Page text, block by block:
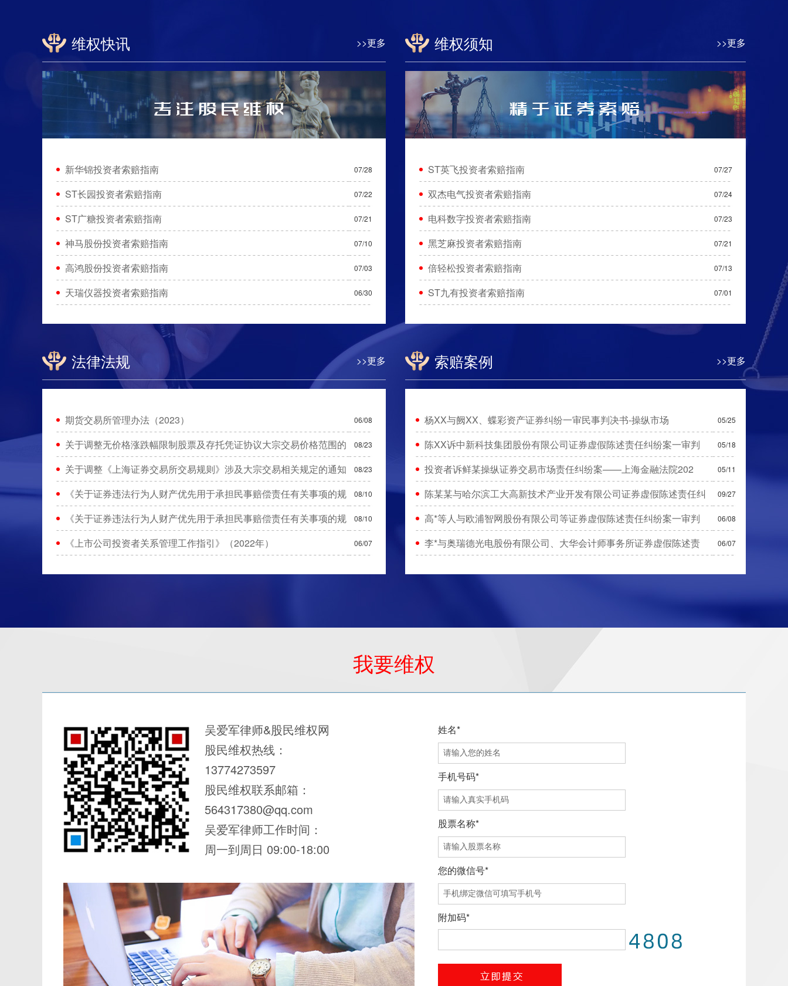
维权快讯 >>更多
新华锦投资者索赔指南 07/28
ST长园投资者索赔指南 07/22
ST广糖投资者索赔指南 07/21
神马股份投资者索赔指南 07/10
高鸿股份投资者索赔指南 07/03
天瑞仪器投资者索赔指南 06/30
维权须知 >>更多
ST英飞投资者索赔指南 07/27
双杰电气投资者索赔指南 07/24
电科数字投资者索赔指南 07/23
黑芝麻投资者索赔指南 07/21
倍轻松投资者索赔指南 07/13
ST九有投资者索赔指南 07/01
法律法规 >>更多
期货交易所管理办法（2023） 06/08
关于调整无价格涨跌幅限制股票及存托凭证协议大宗交易价格范围的 08/23
关于调整《上海证券交易所交易规则》涉及大宗交易相关规定的通知 08/23
《关于证券违法行为人财产优先用于承担民事赔偿责任有关事项的规 08/10
《关于证券违法行为人财产优先用于承担民事赔偿责任有关事项的规 08/10
《上市公司投资者关系管理工作指引》（2022年） 06/07
索赔案例 >>更多
杨XX与阙XX、蝶彩资产证券纠纷一审民事判决书-操纵市场 05/25
陈XX诉中新科技集团股份有限公司证券虚假陈述责任纠纷案一审判 05/18
投资者诉鲜某操纵证券交易市场责任纠纷案——上海金融法院202 05/11
陈某某与哈尔滨工大高新技术产业开发有限公司证券虚假陈述责任纠 09/27
高*等人与欧浦智网股份有限公司等证券虚假陈述责任纠纷案一审判 06/08
李*与奥瑞德光电股份有限公司、大华会计师事务所证券虚假陈述责 06/07
我要维权
吴爱军律师&股民维权网
股民维权热线：
13774273597
股民维权联系邮箱：
564317380@qq.com
吴爱军律师工作时间：
周一到周日 09:00-18:00
姓名*
手机号码*
股票名称*
您的微信号*
附加码*